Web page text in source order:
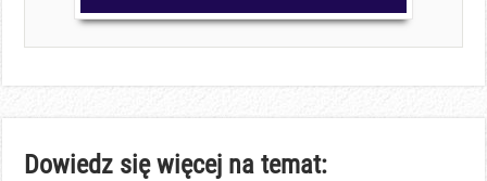
Dowiedz się więcej na temat: